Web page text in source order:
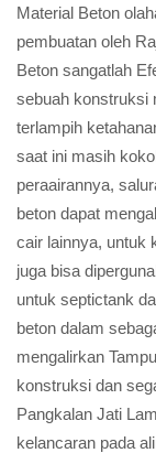
Material Beton
pembuatan oleh
Beton sangatlah
sebuah konstruksi
terlampih
saat ini masih
peraairannya,
beton dapat
cair lainnya, untuk
juga bisa
untuk septictank
beton dalam
mengalirkan
konstruksi dan
Pangkalan Jati
kelancaran pada